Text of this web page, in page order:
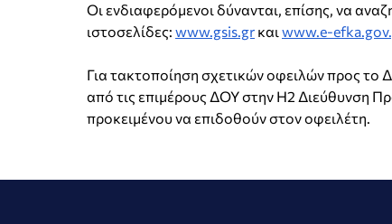
Οι ενδιαφερόμενοι δύνανται, επίσης, να
ιστοσελίδες: www.gsis.gr και www.e-
Για τακτοποίηση σχετικών οφειλών προς
από τις επιμέρους ΔΟΥ στην Η2 Διεύθυνση
προκειμένου να επιδοθούν στον οφειλέτη.